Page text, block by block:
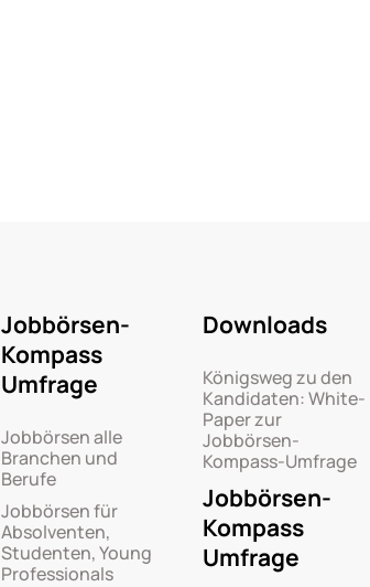
Jobbörsen-
Kompass
Umfrage
Jobbörsen alle
Branchen und
Berufe
Jobbörsen für
Absolventen,
Studenten, Young
Professionals
Downloads
Königsweg zu den
Kandidaten: White-
Paper zur
Jobbörsen-
Kompass-Umfrage
Jobbörsen-
Kompass
Umfrage